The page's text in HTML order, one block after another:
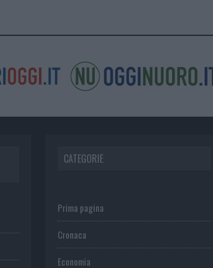
CATEGORIE
Prima pagina
Cronaca
Economia